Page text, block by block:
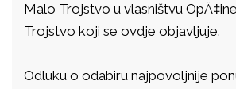
Malo Trojstvo u vlasništvu
Trojstvo koji se ovdje objavljuje.
Odluku o odabiru najpovoljnije